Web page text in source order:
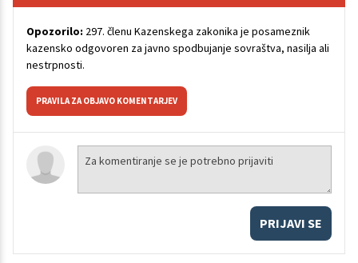
Opozorilo: 297. členu Kazenskega zakonika je posameznik
kazensko odgovoren za javno spodbujanje sovraštva, nasilja ali
nestrpnosti.
PRAVILA ZA OBJAVO KOMENTARJEV
PRIJAVI SE